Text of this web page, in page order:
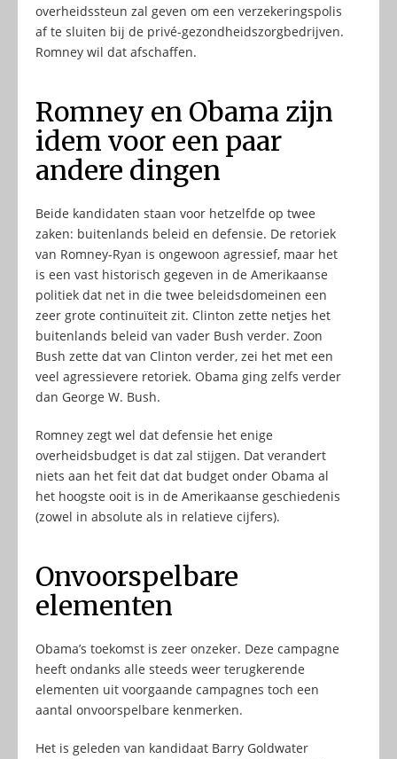
overheidssteun zal geven om een verzekeringspolis
af te sluiten bij de privé-gezondheidszorgbedrijven.
Romney wil dat afschaffen.
Romney en Obama zijn
idem voor een paar
andere dingen
Beide kandidaten staan voor hetzelfde op twee
zaken: buitenlands beleid en defensie. De retoriek
van Romney-Ryan is ongewoon agressief, maar het
is een vast historisch gegeven in de Amerikaanse
politiek dat net in die twee beleidsdomeinen een
zeer grote continuïteit zit. Clinton zette netjes het
buitenlands beleid van vader Bush verder. Zoon
Bush zette dat van Clinton verder, zei het met een
veel agressievere retoriek. Obama ging zelfs verder
dan George W. Bush.
Romney zegt wel dat defensie het enige
overheidsbudget is dat zal stijgen. Dat verandert
niets aan het feit dat dat budget onder Obama al
het hoogste ooit is in de Amerikaanse geschiedenis
(zowel in absolute als in relatieve cijfers).
Onvoorspelbare
elementen
Obama’s toekomst is zeer onzeker. Deze campagne
heeft ondanks alle steeds weer terugkerende
elementen uit voorgaande campagnes toch een
aantal onvoorspelbare kenmerken.
Het is geleden van kandidaat Barry Goldwater